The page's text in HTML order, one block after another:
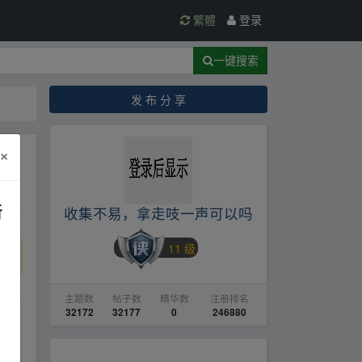
繁體 登录
一键搜索
发 布 分 享
收集不易，拿走吱一声可以吗
11 级
主题数
32172
帖子数
32177
精华数
0
注册排名
246880
×